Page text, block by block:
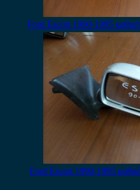
Ford Escort 1990-1995
Ford Escort 1990-1995